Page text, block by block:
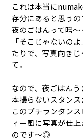
これは本当に
存分にあると思うの
夜のごはんって暗
「そこじゃないの
たりで、写真向き
て。
なので、夜ごはん
本撮らないスタンス
このプチランタン
ィー風に写真が仕
のです〜◎